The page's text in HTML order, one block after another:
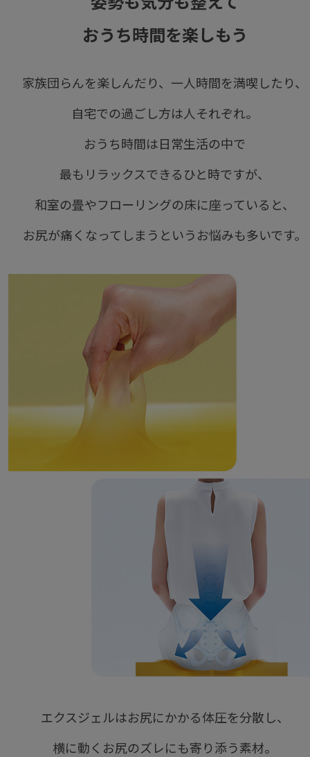
おうち時間を楽しもう
家族団らんを楽しんだり、一人時間を満喫したり、
自宅での過ごし方は人それぞれ。
おうち時間は日常生活の中で
最もリラックスできるひと時ですが、
和室の畳やフローリングの床に座っていると、
お尻が痛くなってしまうというお悩みも多いです。
エクスジェルはお尻にかかる体圧を分散し、
横に動くお尻のズレにも寄り添う素材。